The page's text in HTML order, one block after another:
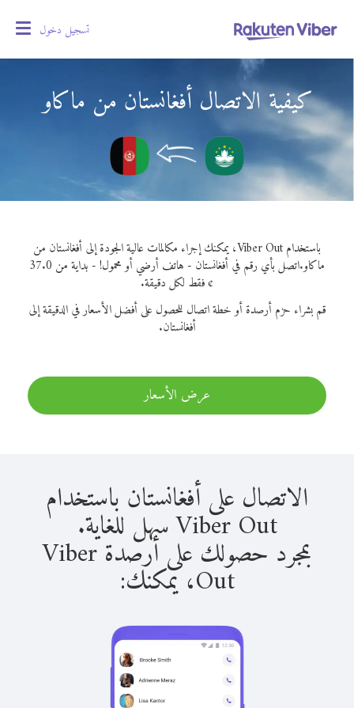
تسجيل دخول
كيفية الاتصال أفغانستان من ماكاو
باستخدام Viber Out، يمكنك إجراء مكالمات عالية الجودة إلى أفغانستان من
ماكاو.
اتصل بأي رقم في أفغانستان - هاتف أرضي أو محمول! - بداية من 37.0
¢ فقط لكل دقيقة.
قم بشراء حزم أرصدة أو خطة اتصال للحصول على أفضل الأسعار في الدقيقة إلى
أفغانستان.
عرض الأسعار
الاتصال على أفغانستان باستخدام
Viber Out سهل للغاية.
بمجرد حصولك على أرصدة Viber
Out، يمكنك: